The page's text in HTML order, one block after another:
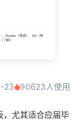
23 90623人使用
，尤其适合应届毕